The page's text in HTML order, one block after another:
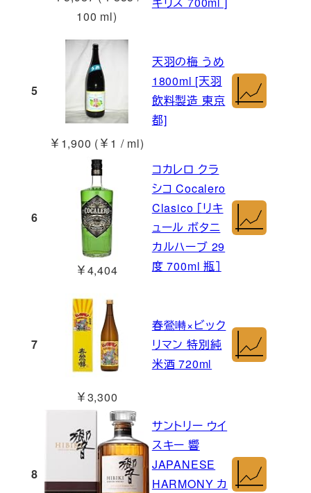
100 ml)
5
￥1,900 (￥1 / ml)
天羽の梅 うめ
1800ml [天羽
飲料製造 東京
都]
6
￥4,404
コカレロ クラ
シコ Cocalero
Clasico ［リキ
ュール ボタニ
カルハーブ 29
度 700ml 瓶］
7
￥3,300
春鶯囀×ビック
リマン 特別純
米酒 720ml
8
サントリー ウイ
スキー 響
JAPANESE
HARMONY カ